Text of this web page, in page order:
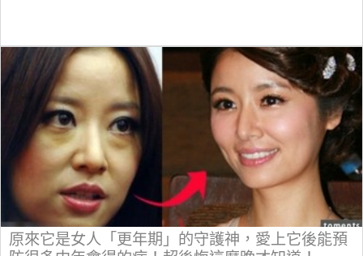
原來它是女人「更年期」的守護神，愛上它後能預